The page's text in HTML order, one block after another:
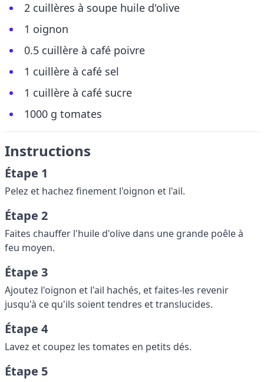
2 cuillères à soupe huile d'olive
1 oignon
0.5 cuillère à café poivre
1 cuillère à café sel
1 cuillère à café sucre
1000 g tomates
Instructions
Étape 1
Pelez et hachez finement l'oignon et l'ail.
Étape 2
Faites chauffer l'huile d'olive dans une grande poêle à
feu moyen.
Étape 3
Ajoutez l'oignon et l'ail hachés, et faites-les revenir
jusqu'à ce qu'ils soient tendres et translucides.
Étape 4
Lavez et coupez les tomates en petits dés.
Étape 5